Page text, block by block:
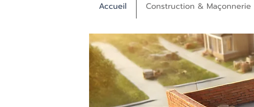
Accueil Construction & Maçonnerie